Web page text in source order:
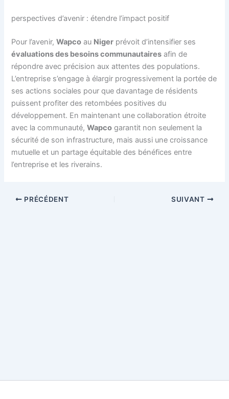
perspectives d’avenir : étendre l’impact positif
Pour l’avenir,Wapco au Niger prévoit d’intensifier ses
évaluations des besoins communautaires afin de
répondre avec précision aux attentes des populations.
L’entreprise s’engage à élargir progressivement la portée de
ses actions sociales pour que davantage de résidents
puissent profiter des retombées positives du
développement. En maintenant une collaboration étroite
avec la communauté,Wapco garantit non seulement la
sécurité de son infrastructure, mais aussi une croissance
mutuelle et un partage équitable des bénéfices entre
l’entreprise et les riverains.
PRÉCÉDENT SUIVANT